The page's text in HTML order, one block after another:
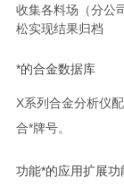
收集各料场（分公
松实现结果归档
*的合金数据库
X系列合金分析仪
合*牌号。
功能*的应用扩展功